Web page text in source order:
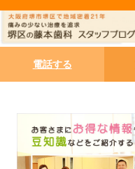
電話する